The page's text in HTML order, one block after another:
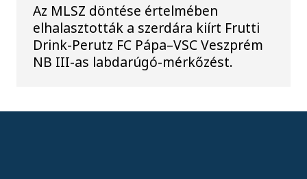
Az MLSZ döntése értelmében
elhalasztották a szerdára kiírt Frutti
Drink-Perutz FC Pápa–VSC Veszprém
NB III-as labdarúgó-mérkőzést.